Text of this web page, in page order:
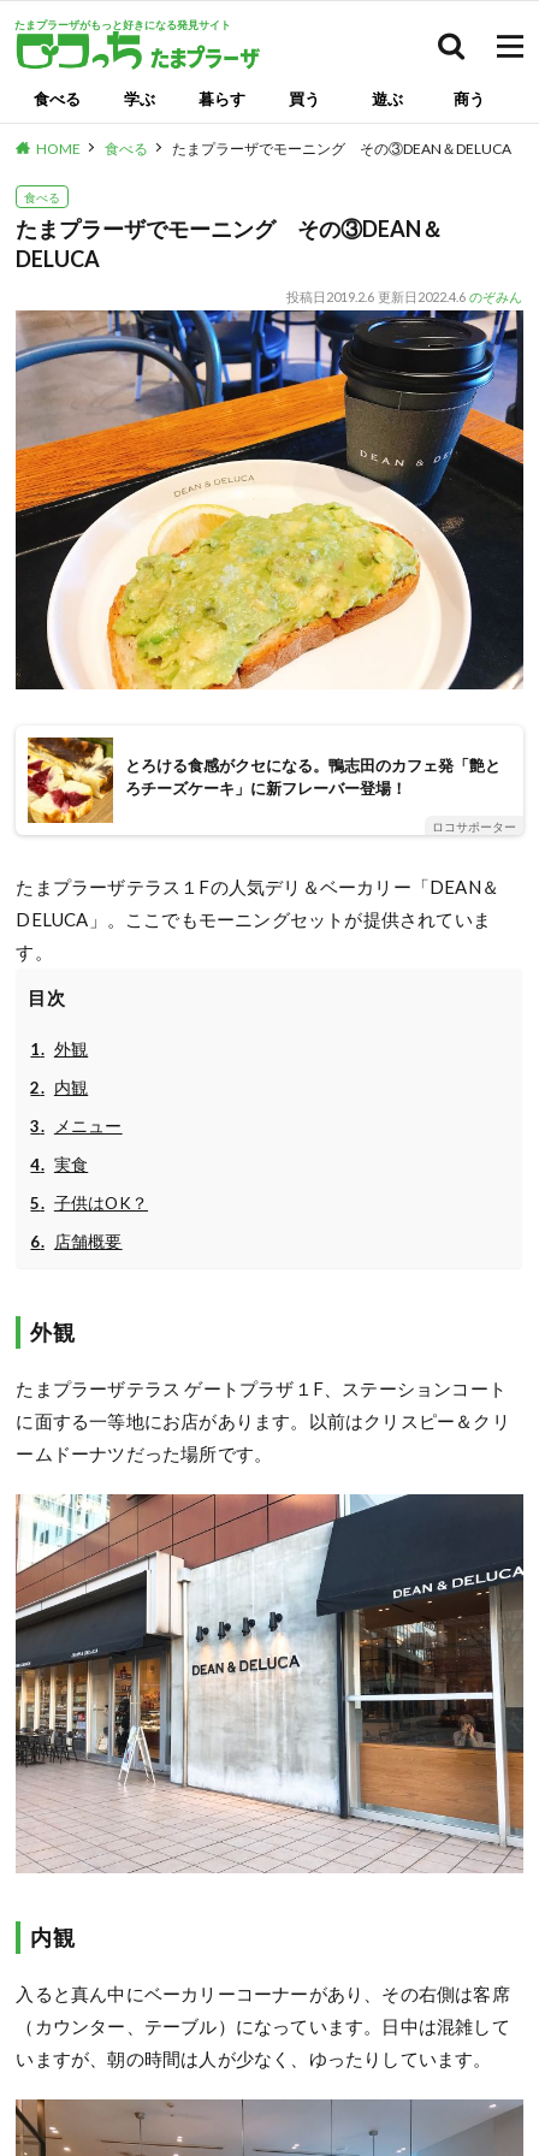
たまプラーザがもっと好きになる発見サイト
食べる 学ぶ 暮らす 買う 遊ぶ 商う
HOME 食べる たまプラーザでモーニング その③DEAN＆DELUCA
食べる
たまプラーザでモーニング その③DEAN＆
DELUCA
投稿日 2019.2.6 更新日 2022.4.6 のぞみん
とろける食感がクセになる。鴨志田のカフェ発「艶と
ろチーズケーキ」に新フレーバー登場！
ロコサポーター
たまプラーザテラス１Fの人気デリ＆ベーカリー「DEAN＆
DELUCA」。ここでもモーニングセットが提供されていま
す。
目次
外観
内観
メニュー
実食
子供はOK？
店舗概要
外観
たまプラーザテラス ゲートプラザ１F、ステーションコート
に面する一等地にお店があります。以前はクリスピー＆クリ
ームドーナツだった場所です。
内観
入ると真ん中にベーカリーコーナーがあり、その右側は客席
（カウンター、テーブル）になっています。日中は混雑して
いますが、朝の時間は人が少なく、ゆったりしています。